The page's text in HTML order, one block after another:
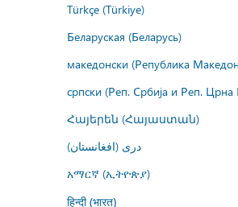
Türkçe (Türkiye)
Беларуская (Беларусь)
македонски (Република
српски (Реп. Србија и Реп. Црна
Հայերեն (Հայաստան)
درى (افغانستان)
አማርኛ (ኢትዮጵያ)
हिन्दी (भारत)